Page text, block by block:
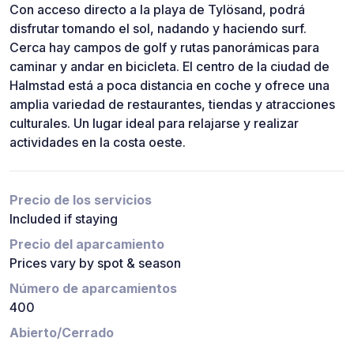
Con acceso directo a la playa de Tylösand, podrá
disfrutar tomando el sol, nadando y haciendo surf.
Cerca hay campos de golf y rutas panorámicas para
caminar y andar en bicicleta. El centro de la ciudad de
Halmstad está a poca distancia en coche y ofrece una
amplia variedad de restaurantes, tiendas y atracciones
culturales. Un lugar ideal para relajarse y realizar
actividades en la costa oeste.
Precio de los servicios
Included if staying
Precio del aparcamiento
Prices vary by spot & season
Número de aparcamientos
400
Abierto/Cerrado